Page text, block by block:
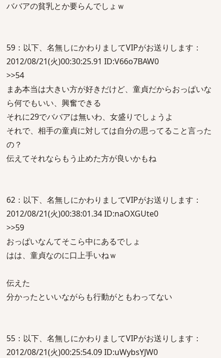
ババアの貧乳とか要らんでしょｗ
59：以下、名無しにかわりましてVIPがお送りします：
2012/08/21(火)00:30:25.91 ID:V66o7BAW0
>>54
まあ本当は大きい方が好きだけど、童貞だからおっぱいな
ら何でもいい、興奮できる
それに29でババアは無いわ、女盛りでしょうよ
それで、相手の童貞に対しては自分の思ってること言った
の？
伝えてそれならもう止めた方が良いかもね
62：以下、名無しにかわりましてVIPがお送りします：
2012/08/21(火)00:38:01.34 ID:naOXGUte0
>>59
おっぱいなんてそこら中にあるでしょ
はは、童貞なのに口上手いねｗ
伝えた
分かったといいながらも行動がともわってない
55：以下、名無しにかわりましてVIPがお送りします：
2012/08/21(火)00:25:54.09 ID:uWybsYJW0